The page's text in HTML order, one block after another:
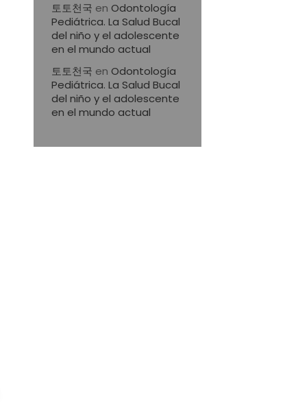
토토천국 en Odontología
Pediátrica. La Salud Bucal
del niño y el adolescente
en el mundo actual
토토천국 en Odontología
Pediátrica. La Salud Bucal
del niño y el adolescente
en el mundo actual